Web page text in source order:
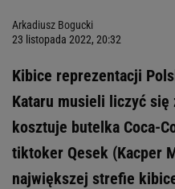
Arkadiusz Bogucki
23 listopada 2022, 20:32
Kibice reprezentacji
Kataru musieli liczyć
kosztuje butelka Coca-
tiktoker Qesek (Kacper
największej strefie kibice